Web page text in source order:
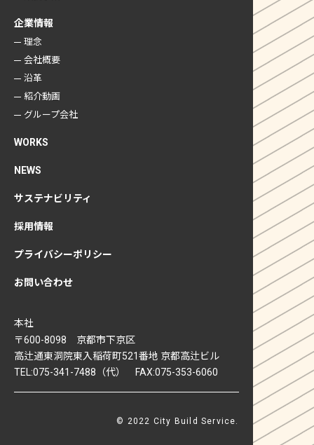
企業情報
理念
会社概要
沿革
紹介動画
グループ会社
WORKS
NEWS
サステナビリティ
採用情報
プライバシーポリシー
お問い合わせ
本社
〒600-8098 京都市下京区
高辻通東洞院東入稲荷町521番地 京都高辻ビル
TEL:075-341-7488（代） FAX:075-353-6060
© 2022 City Build Service.